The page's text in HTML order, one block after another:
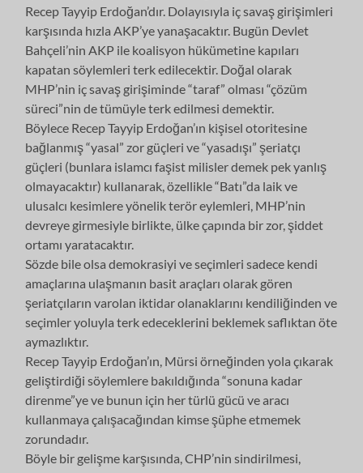
Recep Tayyip Erdoğan’dır. Dolayısıyla iç savaş girişimleri
karşısında hızla AKP’ye yanaşacaktır. Bugün Devlet
Bahçeli’nin AKP ile koalisyon hükümetine kapıları
kapatan söylemleri terk edilecektir. Doğal olarak
MHP’nin iç savaş girişiminde “taraf” olması “çözüm
süreci”nin de tümüyle terk edilmesi demektir.
Böylece Recep Tayyip Erdoğan’ın kişisel otoritesine
bağlanmış “yasal” zor güçleri ve “yasadışı” şeriatçı
güçleri (bunlara islamcı faşist milisler demek pek yanlış
olmayacaktır) kullanarak, özellikle “Batı”da laik ve
ulusalcı kesimlere yönelik terör eylemleri, MHP’nin
devreye girmesiyle birlikte, ülke çapında bir zor, şiddet
ortamı yaratacaktır.
Sözde bile olsa demokrasiyi ve seçimleri sadece kendi
amaçlarına ulaşmanın basit araçları olarak gören
şeriatçıların varolan iktidar olanaklarını kendiliğinden ve
seçimler yoluyla terk edeceklerini beklemek saflıktan öte
aymazlıktır.
Recep Tayyip Erdoğan’ın, Mürsi örneğinden yola çıkarak
geliştirdiği söylemlere bakıldığında “sonuna kadar
direnme”ye ve bunun için her türlü gücü ve aracı
kullanmaya çalışacağından kimse şüphe etmemek
zorundadır.
Böyle bir gelişme karşısında, CHP’nin sindirilmesi,